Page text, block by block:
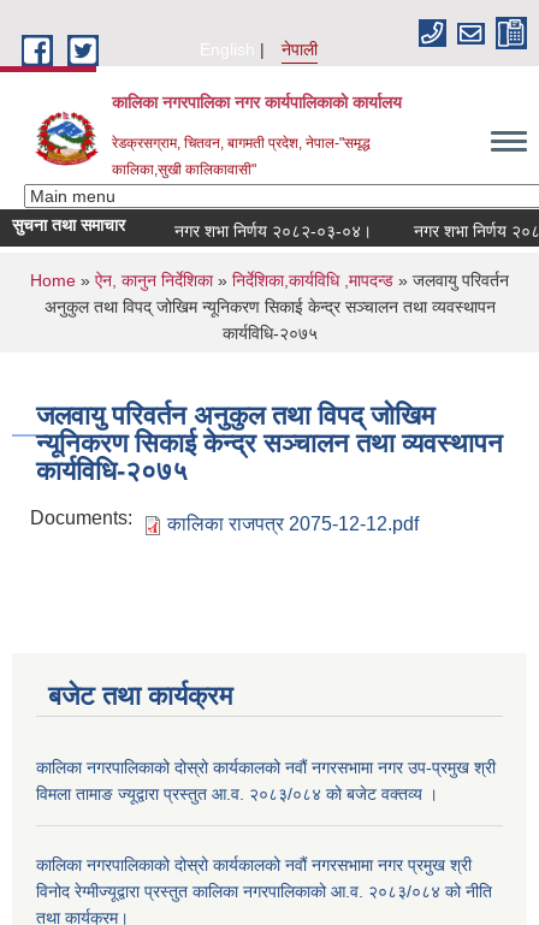
English
नेपाली
कालिका नगरपालिका नगर कार्यपालिकाकाे कार्यालय
रेडक्रसग्राम, चितवन, बागमती प्रदेश, नेपाल-"समृद्ध
कालिका,सुखी कालिकावासी"
सुचना तथा समाचार नगर शभा निर्णय २०८२-०३-०४। नगर शभा निर्णय
You are here
Home » ऐन, कानुन निर्देशिका» निर्देशिका,कार्यविधि ,मापदन्ड » जलवायु परिवर्तन
अनुकुल तथा विपद् जोखिम न्यूनिकरण सिकाई केन्द्र सञ्चालन तथा व्यवस्थापन
कार्यविधि-२०७५
जलवायु परिवर्तन अनुकुल तथा विपद् जोखिम
न्यूनिकरण सिकाई केन्द्र सञ्चालन तथा व्यवस्थापन
कार्यविधि-२०७५
Documents: कालिका राजपत्र 2075-12-12.pdf
बजेट तथा कार्यक्रम
कालिका नगरपालिकाको दोस्रो कार्यकालको नवौं नगरसभामा नगर उप-प्रमुख श्री
विमला तामाङ ज्यूद्वारा प्रस्तुत आ.व. २०८३/०८४ को बजेट वक्तव्य ।
कालिका नगरपालिकाको दोस्रो कार्यकालको नवौं नगरसभामा नगर प्रमुख श्री
विनोद रेग्मीज्यूद्वारा प्रस्तुत कालिका नगरपालिकाको आ.व. २०८३/०८४ को नीति
तथा कार्यक्रम।